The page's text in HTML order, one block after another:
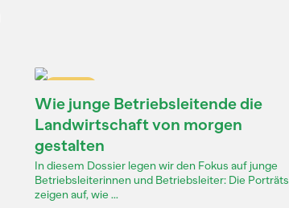
Wie junge Betriebsleitende die
Landwirtschaft von morgen
gestalten
In diesem Dossier legen wir den Fokus auf junge
Betriebsleiterinnen und Betriebsleiter: Die Porträts
zeigen auf, wie ...